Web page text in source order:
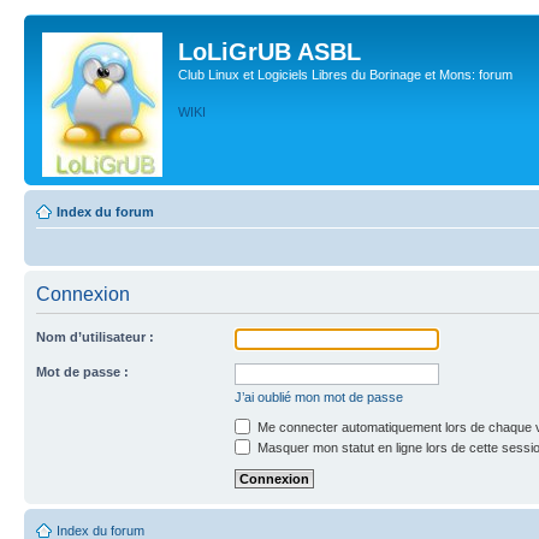
LoLiGrUB ASBL
Club Linux et Logiciels Libres du Borinage et Mons: forum
WIKI
Index du forum
Connexion
Nom d’utilisateur :
Mot de passe :
J’ai oublié mon mot de passe
Me connecter automatiquement lors de chaque
Masquer mon statut en ligne lors de cette
Index du forum